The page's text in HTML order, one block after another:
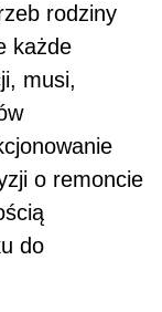
rodziny
każde
musi,
o remoncie
do